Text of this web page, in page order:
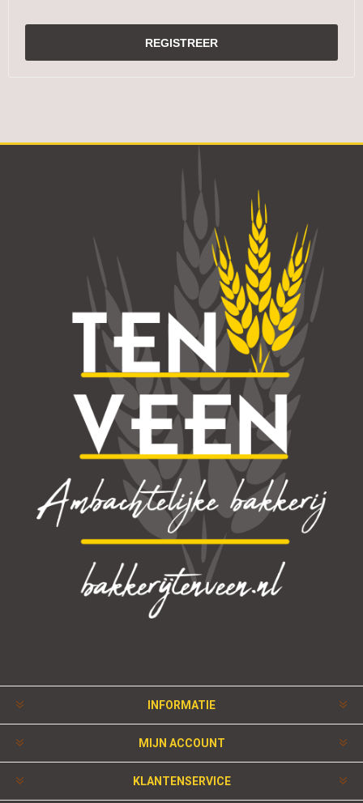
INFORMATIE
MIJN ACCOUNT
KLANTENSERVICE